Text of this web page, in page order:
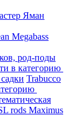
Яман
Megabass
род-поды
в категорию
Trabucco
rods Maximus